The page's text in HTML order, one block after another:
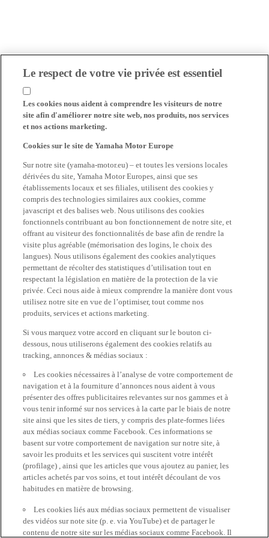
Le respect de votre vie privée est essentiel
Les cookies nous aident à comprendre les visiteurs de notre
site afin d'améliorer notre site web, nos produits, nos services
et nos actions marketing.
Cookies sur le site de Yamaha Motor Europe
Sur notre site (yamaha-motor.eu) – et toutes les versions locales
dérivées du site, Yamaha Motor Europes, ainsi que ses
établissements locaux et ses filiales, utilisent des cookies y
compris des technologies similaires aux cookies, comme
javascript et des balises web. Nous utilisons des cookies
fonctionnels contribuant au bon fonctionnement de notre site, et
offrant au visiteur des fonctionnalités de base afin de rendre la
visite plus agréable (mémorisation des logins, le choix des
langues). Nous utilisons également des cookies analytiques
permettant de récolter des statistiques d’utilisation tout en
respectant la législation en matière de la protection de la vie
privée. Ceci nous aide à mieux comprendre la manière dont vous
utilisez notre site en vue de l’optimiser, tout comme nos
produits, services et actions marketing.
Si vous marquez votre accord en cliquant sur le bouton ci-
dessous, nous utiliserons également des cookies relatifs au
tracking, annonces & médias sociaux :
Les cookies nécessaires à l’analyse de votre comportement de
navigation et à la fourniture d’annonces nous aident à vous
présenter des offres publicitaires relevantes sur nos gammes et à
vous tenir informé sur nos services à la carte par le biais de notre
site ainsi que les sites de tiers, y compris des plate-formes liées
aux médias sociaux comme Facebook. Ces informations se
basent sur votre comportement de navigation sur notre site, à
savoir les produits et les services qui suscitent votre intérêt
(profilage) , ainsi que les articles que vous ajoutez au panier, les
articles achetés par vos soins, et tout intérêt découlant de vos
habitudes en matière de browsing.
Les cookies liés aux médias sociaux permettent de visualiser
des vidéos sur note site (p. e. via YouTube) et de partager le
contenu de notre site sur les médias sociaux comme Facebook. Il